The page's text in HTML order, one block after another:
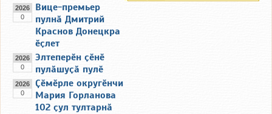
2026
0
Вице-премьер
пулнӑ Дмитрий
Краснов Донецкра
ӗҫлет
2026
0
Элтеперӗн ҫӗнӗ
пулӑшуҫӑ пулӗ
2026
0
Ҫӗмӗрле округӗнчи
Мария Горланова
102 ҫул тултарнӑ